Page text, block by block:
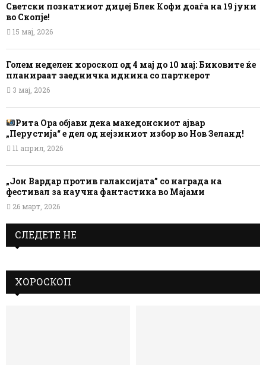
Светски познатниот диџеј Блек Кофи доаѓа на 19 јуни
во Скопје!
15 мај, 2026
Голем неделен хороскоп од 4 мај до 10 мај: Биковите ќе
планираат заедничка иднина со партнерот
3 мај, 2026
Рита Ора објави дека македонскиот ајвар
„Перустија“ е дел од нејзиниот избор во Нов Зеланд!
11 април, 2026
„Јон Вардар против галаксијата” со награда на
фестивал за научна фантастика во Мајами
26 март, 2026
СЛЕДЕТЕ НЕ
ХОРОСКОП